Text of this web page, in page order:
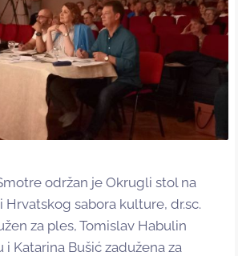
održan je Okrugli stol na
sabora kulture, dr.sc.
za ples, Tomislav Habulin
i Katarina Bušić zadužena za